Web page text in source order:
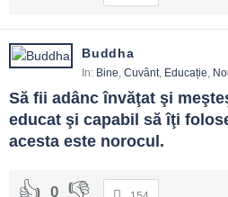
Buddha
In: Bine, Cuvânt, Educație,
Să fii adânc învăţat şi
educat şi capabil să îţi
acesta este norocul.
0